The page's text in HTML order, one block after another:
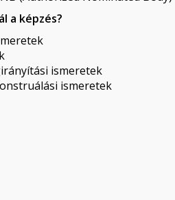
a képzés?
ismeretek
ismeretek